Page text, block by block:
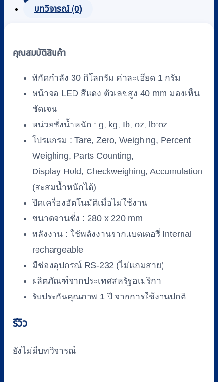
R21PE30
2000)
OHAUS
x
1
บทวิจารณ์ (0)
คุณสมบัติสินค้า
พิกัดกำลัง 30 กิโลกรัม ค่าละเอียด 1 กรัม
หน้าจอ LED สีแดง ตัวเลขสูง 40 mm มองเห็น
ชัดเจน
หน่วยชั่งน้ำหนัก : g, kg, Ib, oz, lb:oz
โปรแกรม : Tare, Zero, Weighing, Percent
Weighing, Parts Counting,
Display Hold, Checkweighing, Accumulation
(สะสมน้ำหนักได้)
ปิดเครื่องอัตโนมัติเมื่อไม่ใช้งาน
ขนาดจานชั่ง : 280 x 220 mm
พลังงาน : ใช้พลังงานจากแบตเตอรี่ Internal
rechargeable
มีช่องอุปกรณ์ RS-232 (ไม่แถมสาย)
ผลิตภัณฑ์จากประเทศสหรัฐอเมริกา
รับประกันคุณภาพ 1 ปี จากการใช้งานปกติ
รีวิว
ยังไม่มีบทวิจารณ์